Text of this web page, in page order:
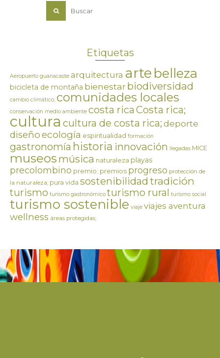
Etiquetas
Aeropuerto guanacaste arquitectura arte belleza
bicicleta de montaña bienestarbiodiversidad
cambio climático; comunidades locales
conservación medio ambiente costa ricaCosta rica;
cultura cultura de costa rica;deporte
diseñoecología espiritualidad formación
gastronomía historia innovación llegadas MICE
museos música naturaleza playas
precolombino premio; premios progreso protección de
la naturaleza; pura vida sostenibilidadtradición
turismo turismo gastronómico turismo rural turismo social
turismo sostenible viaje viajes aventura
wellness áreas protegidas;